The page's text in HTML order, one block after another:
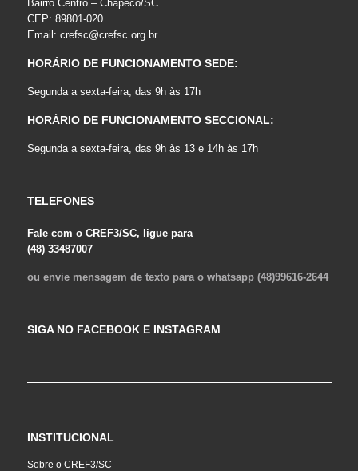
Bairro Centro – Chapecó/SC
CEP: 89801-020
Email: crefsc@crefsc.org.br
HORÁRIO DE FUNCIONAMENTO SEDE:
Segunda a sexta-feira, das 9h às 17h
HORÁRIO DE FUNCIONAMENTO SECCIONAL:
Segunda a sexta-feira, das 9h às 13 e 14h às 17h
TELEFONES
Fale com o CREF3/SC, ligue para
(48) 33487007
ou envie mensagem de texto para o whatsapp (48)99616-2644
SIGA NO FACEBOOK E INSTAGRAM
INSTITUCIONAL
Sobre o CREF3/SC